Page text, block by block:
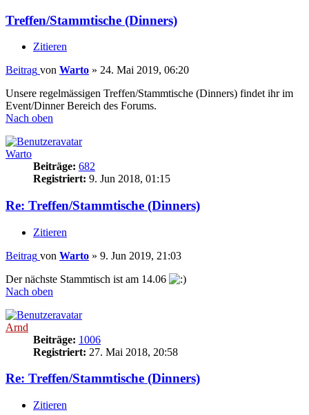
Treffen/Stammtische (Dinners)
Zitieren
Beitrag von Warto » 24. Mai 2019, 06:20
Unsere regelmässigen Treffen/Stammtische (Dinners) findet ihr im
Event/Dinner Bereich des Forums.
Nach oben
Warto
Beiträge: 682
Registriert: 9. Jun 2018, 01:15
Re: Treffen/Stammtische (Dinners)
Zitieren
Beitrag von Warto » 9. Jun 2019, 21:03
Der nächste Stammtisch ist am 14.06
Nach oben
Arnd
Beiträge: 1006
Registriert: 27. Mai 2018, 20:58
Re: Treffen/Stammtische (Dinners)
Zitieren